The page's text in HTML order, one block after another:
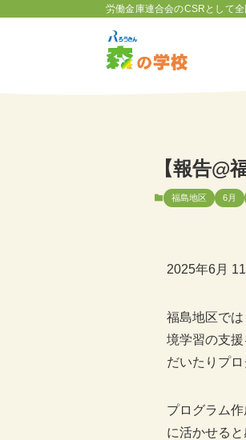
労働金庫連合会のCSRとして
【報告@
福島地区 6月
2025年6月
福島地区で
境学習の支
だいたりプロ
プログラム
に活かせる